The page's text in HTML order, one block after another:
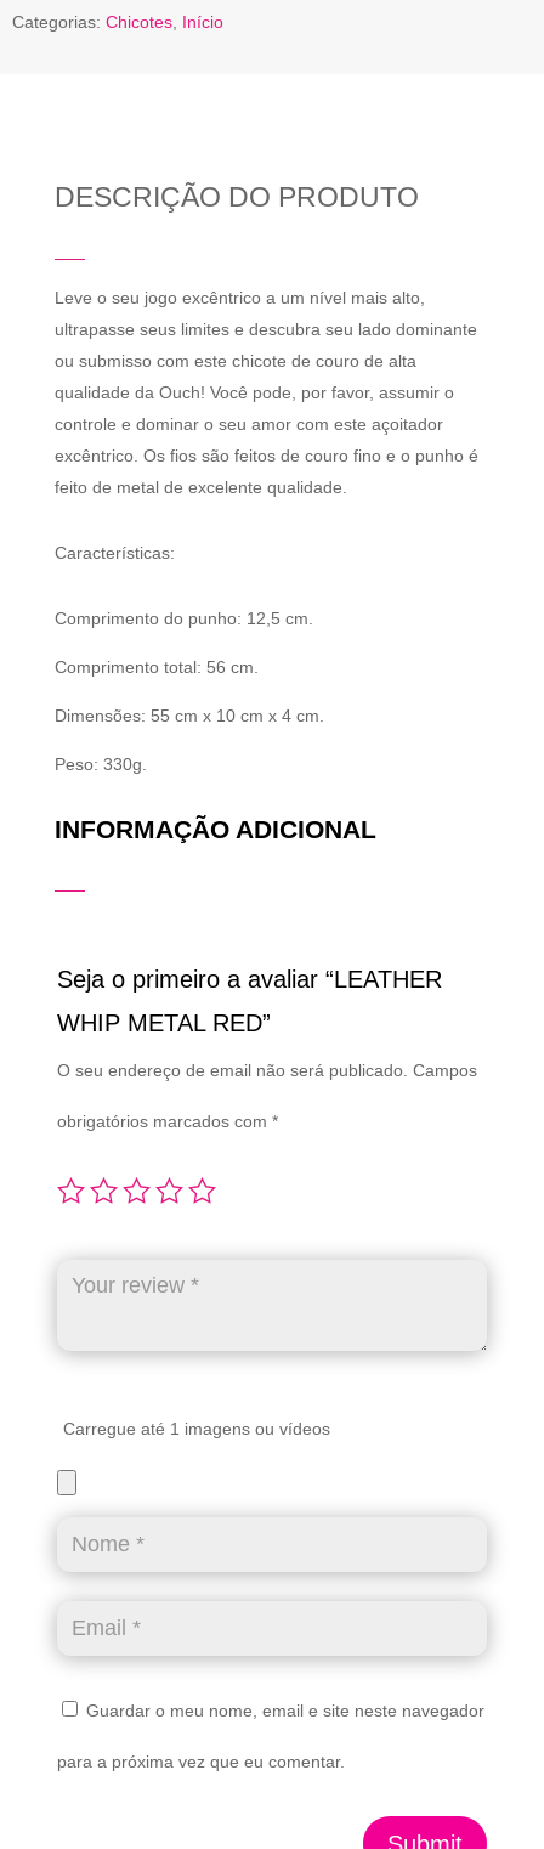
Categorias: Chicotes Início
DESCRIÇÃO DO PRODUTO
Leve o seu jogo excêntrico a um nível mais alto,
ultrapasse seus limites e descubra seu lado dominante
ou submisso com este chicote de couro de alta
qualidade da Ouch! Você pode, por favor, assumir o
controle e dominar o seu amor com este açoitador
excêntrico. Os fios são feitos de couro fino e o punho é
feito de metal de excelente qualidade.
Características:
Comprimento do punho: 12,5 cm.
Comprimento total: 56 cm.
Dimensões: 55 cm x 10 cm x 4 cm.
Peso: 330g.
INFORMAÇÃO ADICIONAL
Seja o primeiro a avaliar “LEATHER
WHIP METAL RED”
O seu endereço de email não será publicado. Campos
obrigatórios marcados com *
Carregue até 1 imagens ou vídeos
Guardar o meu nome, email e site neste navegador
para a próxima vez que eu comentar.